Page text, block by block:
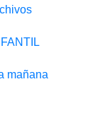
mañana